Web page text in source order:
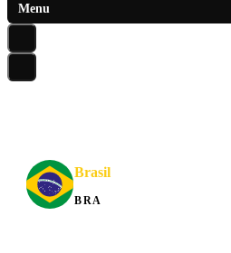
Menu
Brasil
BRA